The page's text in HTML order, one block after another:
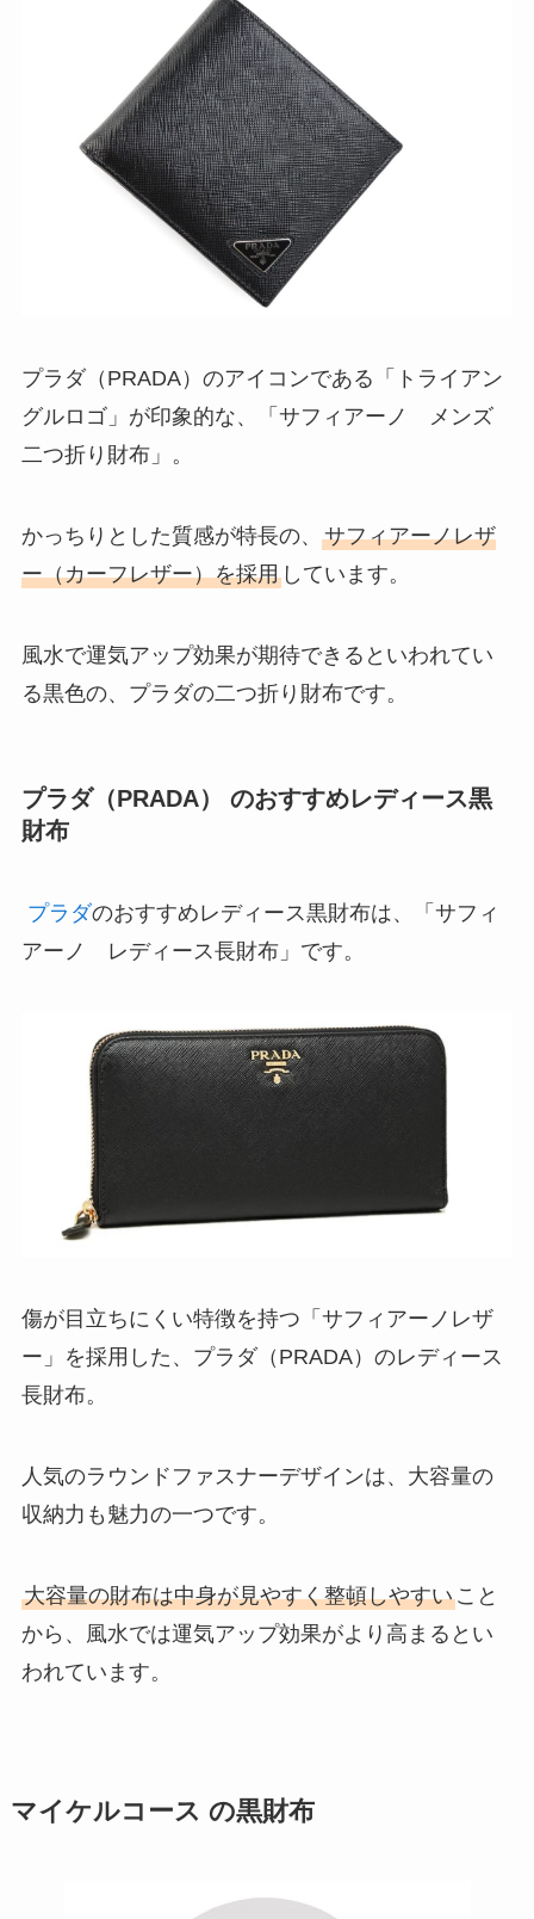
プラダ（PRADA）のアイコンである「トライアン
グルロゴ」が印象的な、「サフィアーノ メンズ
二つ折り財布」。
かっちりとした質感が特長の、 サフィアーノレザ
ー（カーフレザー）を採用しています。
風水で運気アップ効果が期待できるといわれてい
る黒色の、プラダの二つ折り財布です。
プラダ（PRADA） のおすすめレディース黒
財布
プラダのおすすめレディース黒財布は、「サフィ
アーノ レディース長財布」です。
傷が目立ちにくい特徴を持つ「サフィアーノレザ
ー」を採用した、プラダ（PRADA）のレディース
長財布。
人気のラウンドファスナーデザインは、大容量の
収納力も魅力の一つです。
大容量の財布は中身が見やすく整頓しやすいこと
から、風水では運気アップ効果がより高まるとい
われています。
マイケルコース の黒財布